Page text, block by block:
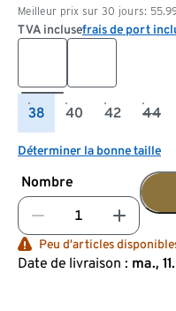
Meilleur prix sur 30 jours:
TVA inclusefrais de port
38 40 42 44
Déterminer la bonne taille
Nombre
Peu d’articles
Date de livraison : ma.,